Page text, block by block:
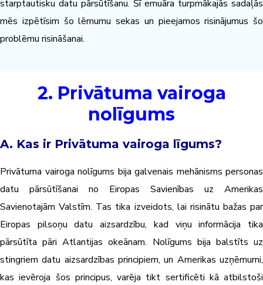
starptautisku datu pārsūtīšanu. Šī emuāra turpmākajās sadaļās
mēs izpētīsim šo lēmumu sekas un pieejamos risinājumus šo
problēmu risināšanai.
2. Privātuma vairoga
nolīgums
A. Kas ir Privātuma vairoga līgums?
Privātuma vairoga nolīgums bija galvenais mehānisms personas
datu pārsūtīšanai no Eiropas Savienības uz Amerikas
Savienotajām Valstīm. Tas tika izveidots, lai risinātu bažas par
Eiropas pilsoņu datu aizsardzību, kad viņu informācija tika
pārsūtīta pāri Atlantijas okeānam. Nolīgums bija balstīts uz
stingriem datu aizsardzības principiem, un Amerikas uzņēmumi,
kas ievēroja šos principus, varēja tikt sertificēti kā atbilstoši